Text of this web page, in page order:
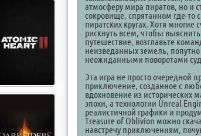
атмосферу мира пиратов, но и
сокровище, спрятанном где-то
пиратских кругах. Хотя
рискнуть всем, чтобы
путешествие, возглавьте
неизведанных земель,
неожиданными поворотами
Эта игра не просто очередной
приключение, созданное с
вдохновение из исторических
эпохи, а технологии Unreal
реалистичной графики и
Treasure of Oblivion можно
навстречу приключениям,